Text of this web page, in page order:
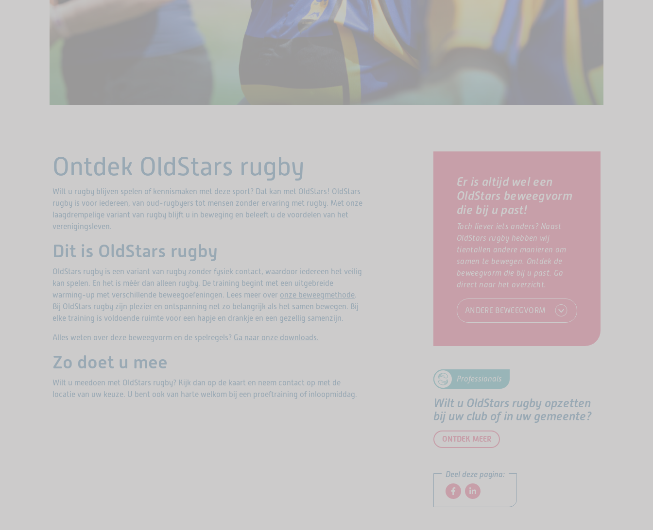
Ontdek OldStars rugby
Wilt u rugby blijven spelen of kennismaken met deze sport? Dat kan met OldStars! OldStars
rugby is voor iedereen, van oud-rugbyers tot mensen zonder ervaring met rugby. Met onze
laagdrempelige variant van rugby blijft u in beweging en beleeft u de voordelen van het
verenigingsleven.
Dit is OldStars rugby
OldStars rugby is een variant van rugby zonder fysiek contact, waardoor iedereen het veilig
kan spelen. En het is méér dan alleen rugby. De training begint met een uitgebreide
warming-up met verschillende beweegoefeningen. Lees meer over onze beweegmethode.
Bij OldStars rugby zijn plezier en ontspanning net zo belangrijk als het samen bewegen. Bij
elke training is voldoende ruimte voor een hapje en drankje en een gezellig samenzijn.
Alles weten over deze beweegvorm en de spelregels? Ga naar onze downloads.
Zo doet u mee
Wilt u meedoen met OldStars rugby? Kijk dan op de kaart en neem contact op met de
locatie van uw keuze. U bent ook van harte welkom bij een proeftraining of inloopmiddag.
Er is altijd wel een
OldStars beweegvorm
die bij u past!
Toch liever iets anders? Naast
OldStars rugby hebben wij
tientallen andere manieren om
samen te bewegen. Ontdek de
beweegvorm die bij u past. Ga
direct naar het overzicht.
ANDERE BEWEEGVORM
Professionals
Wilt u OldStars rugby opzetten
bij uw club of in uw gemeente?
ONTDEK MEER
Deel deze pagina: